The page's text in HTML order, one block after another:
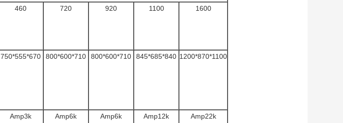
460 720 920 1100 1600
750*555*670 800*600*710 800*600*710 845*685*840 1200*870*1100
Amp3k Amp6k Amp6k Amp12k Amp22k